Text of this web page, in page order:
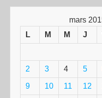
mars
L
M M J
2 3 4 5
9 10 11 12